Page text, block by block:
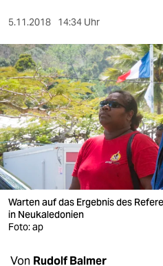
sport
berlin
nord
wahrheit
verlag
verlag
veranstaltungen
5.11.2018 14:34 Uhr
Warten auf das Ergebnis des
in Neukaledonien
Foto: ap
Von Rudolf Balmer